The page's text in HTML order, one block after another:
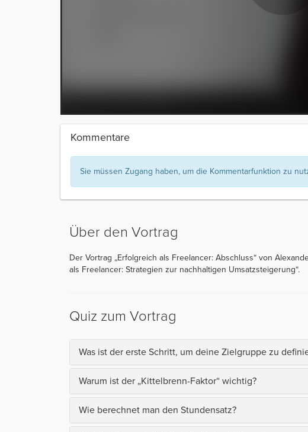
Kommentare
Sie müssen Zugang haben, um die Kommentarfunktion zu
Über den Vortrag
Der Vortrag „Erfolgreich als Freelancer: Abschluss“ von
als Freelancer: Strategien zur nachhaltigen Umsatzsteigerung“.
Quiz zum Vortrag
Was ist der erste Schritt, um deine Zielgruppe zu
Warum ist der „Kittelbrenn-Faktor“ wichtig?
Wie berechnet man den Stundensatz?